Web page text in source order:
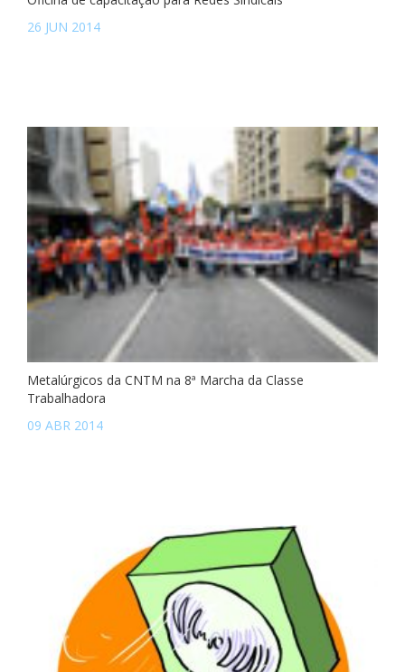
26 JUN 2014
Metalúrgicos da CNTM na 8ª Marcha da Classe
Trabalhadora
09 ABR 2014